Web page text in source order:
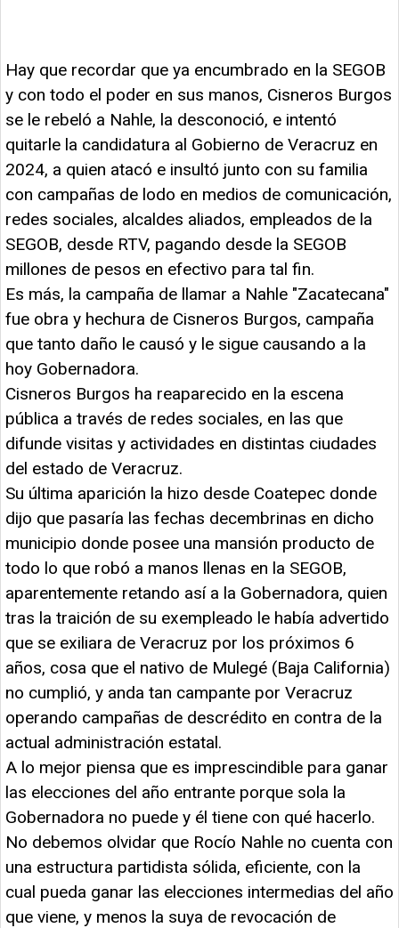
Hay que recordar que ya encumbrado en la SEGOB
y con todo el poder en sus manos, Cisneros Burgos
se le rebeló a Nahle, la desconoció, e intentó
quitarle la candidatura al Gobierno de Veracruz en
2024, a quien atacó e insultó junto con su familia
con campañas de lodo en medios de comunicación,
redes sociales, alcaldes aliados, empleados de la
SEGOB, desde RTV, pagando desde la SEGOB
millones de pesos en efectivo para tal fin.
Es más, la campaña de llamar a Nahle "Zacatecana"
fue obra y hechura de Cisneros Burgos, campaña
que tanto daño le causó y le sigue causando a la
hoy Gobernadora.
Cisneros Burgos ha reaparecido en la escena
pública a través de redes sociales, en las que
difunde visitas y actividades en distintas ciudades
del estado de Veracruz.
Su última aparición la hizo desde Coatepec donde
dijo que pasaría las fechas decembrinas en dicho
municipio donde posee una mansión producto de
todo lo que robó a manos llenas en la SEGOB,
aparentemente retando así a la Gobernadora, quien
tras la traición de su exempleado le había advertido
que se exiliara de Veracruz por los próximos 6
años, cosa que el nativo de Mulegé (Baja California)
no cumplió, y anda tan campante por Veracruz
operando campañas de descrédito en contra de la
actual administración estatal.
A lo mejor piensa que es imprescindible para ganar
las elecciones del año entrante porque sola la
Gobernadora no puede y él tiene con qué hacerlo.
No debemos olvidar que Rocío Nahle no cuenta con
una estructura partidista sólida, eficiente, con la
cual pueda ganar las elecciones intermedias del año
que viene, y menos la suya de revocación de